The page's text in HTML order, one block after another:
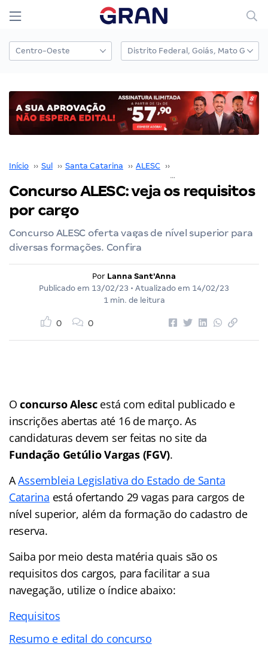
Início ›› Sul ›› Santa Catarina ›› ALESC ››
Concurso ALESC: veja os requisitos
por cargo
Concurso ALESC oferta vagas de nível superior para
diversas formações. Confira
Por Lanna Sant'Anna
Publicado em 13/02/23 • Atualizado em 14/02/23
1 min. de leitura
0 0
Oconcurso Alescestá com edital publicado e
inscrições abertas até 16 de março. As
candidaturas devem ser feitas no site da
Fundação Getúlio Vargas (FGV).
AAssembleia Legislativa do Estado de Santa
Catarina está ofertando 29 vagas para cargos de
nível superior, além da formação do cadastro de
reserva.
Saiba por meio desta matéria quais são os
requisitos dos cargos, para facilitar a sua
navegação, utilize o índice abaixo:
Requisitos
Resumo e edital do concurso